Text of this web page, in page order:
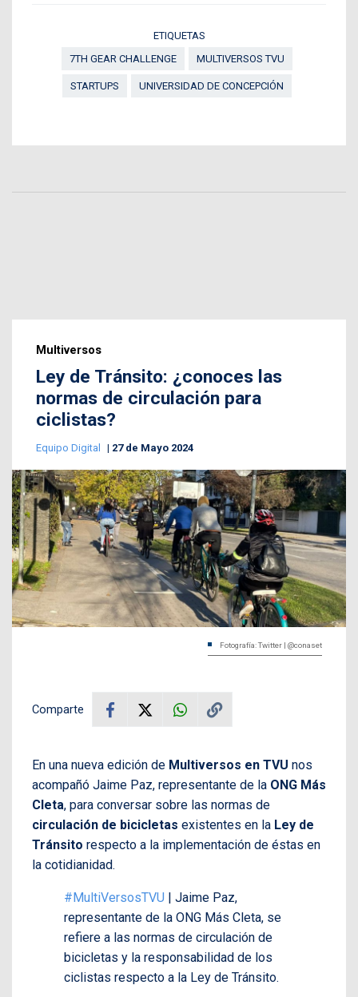
ETIQUETAS
7TH GEAR CHALLENGE
MULTIVERSOS TVU
STARTUPS UNIVERSIDAD DE CONCEPCIÓN
Multiversos
Ley de Tránsito: ¿conoces las
normas de circulación para
ciclistas?
Equipo Digital 27 de Mayo 2024
Fotografía: Twitter | @conaset
Comparte
En una nueva edición de Multiversos en TVU nos
acompañó Jaime Paz, representante de la ONG Más
Cleta, para conversar sobre las normas de
circulación de bicicletas existentes en la Ley de
Tránsito respecto a la implementación de éstas en
la cotidianidad.
#MultiVersosTVU | Jaime Paz,
representante de la ONG Más Cleta, se
refiere a las normas de circulación de
bicicletas y la responsabilidad de los
ciclistas respecto a la Ley de Tránsito.